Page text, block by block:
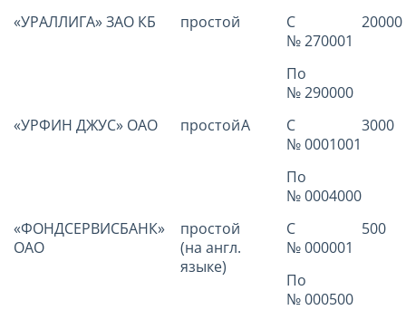
«УРАЛЛИГА» ЗАО КБ
простой
С
№ 270001
20000
По
№ 290000
«УРФИН ДЖУС» ОАО
простойА
С
№ 0001001
3000
По
№ 0004000
«ФОНДСЕРВИСБАНК»
ОАО
простой
(на англ.
языке)
С
№ 000001
500
По
№ 000500